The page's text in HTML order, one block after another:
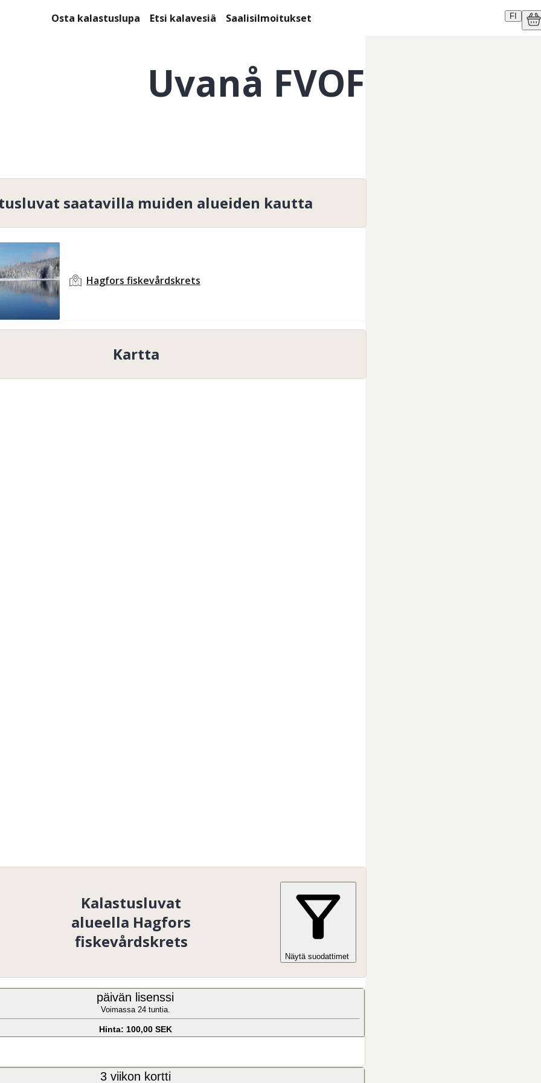
Osta kalastuslupa Etsi kalavesiä Saalisilmoitukset FI
Uvanå FVOF
saatavilla muiden alueiden kautta
Hagfors fiskevårdskrets
Kartta
Kalastusluvat
alueella Hagfors
fiskevårdskrets
Näytä suodattimet
päivän lisenssi
Voimassa 24 tuntia.
Hinta: 100,00 SEK
3 viikon kortti